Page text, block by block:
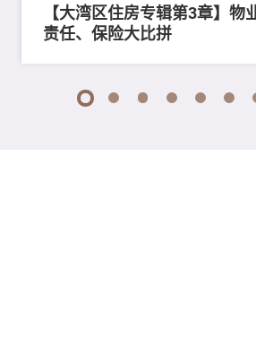
【大湾区住房专辑第3章】物
责任、保险大比拼
1 2 3 4 5 6